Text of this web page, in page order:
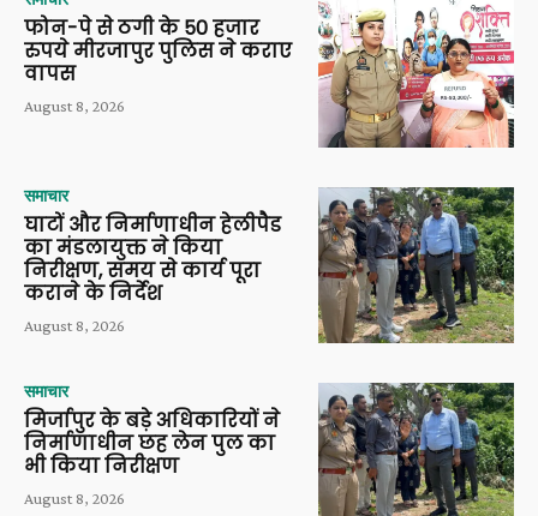
फोन-पे से ठगी के 50 हजार
रुपये मीरजापुर पुलिस ने कराए
वापस
August 8, 2026
समाचार
घाटों और निर्माणाधीन हेलीपैड
का मंडलायुक्त ने किया
निरीक्षण, समय से कार्य पूरा
कराने के निर्देश
August 8, 2026
समाचार
मिर्जापुर के बड़े अधिकारियों ने
निर्माणाधीन छह लेन पुल का
भी किया निरीक्षण
August 8, 2026